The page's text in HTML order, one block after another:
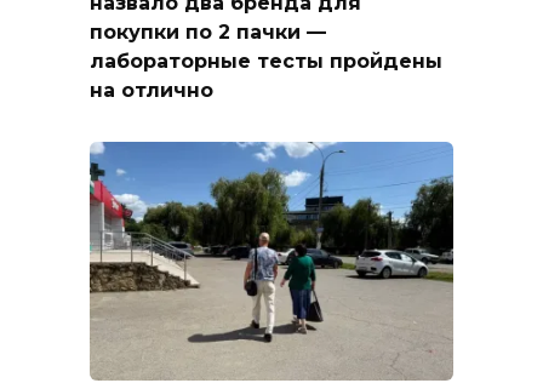
покупки по 2 пачки —
лабораторные тесты пройдены
на отлично